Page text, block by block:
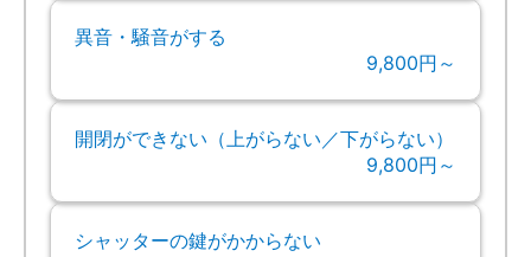
異音・騒音がする
9,800円～
開閉ができない（上がらない／下がらない）
9,800円～
シャッターの鍵がかからない